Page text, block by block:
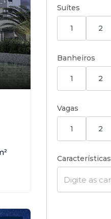
Suítes
1 2
Banheiros
1 2
Vagas
1 2
Características